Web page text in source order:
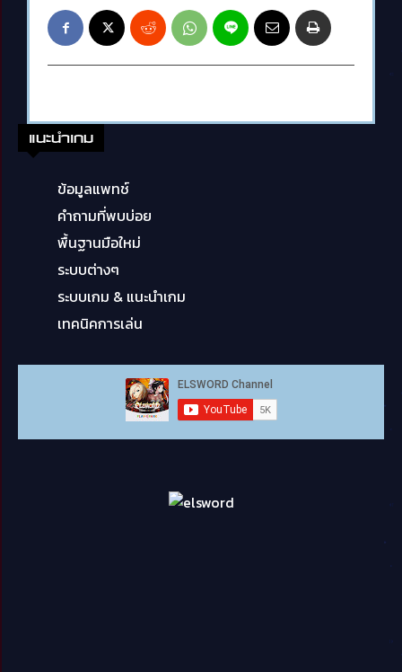
แนะนำเกม
ข้อมูลแพทช์
คำถามที่พบบ่อย
พื้นฐานมือใหม่
ระบบต่างๆ
ระบบเกม & แนะนำเกม
เทคนิคการเล่น